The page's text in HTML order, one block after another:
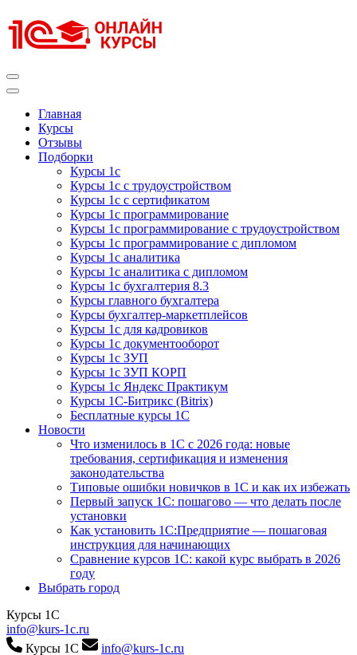
к
содержимому
Главная
Курсы
Отзывы
Подборки
Курсы 1с
Курсы 1с с трудоустройством
Курсы 1с с сертификатом
Курсы 1с программирование
Курсы 1с программирование с трудоустройством
Курсы 1с программирование с дипломом
Курсы 1с аналитика
Курсы 1с аналитика с дипломом
Курсы 1с бухгалтерия 8.3
Курсы главного бухгалтера
Курсы бухгалтер-маркетплейсов
Курсы 1с для кадровиков
Курсы 1с документооборот
Курсы 1с ЗУП
Курсы 1с ЗУП КОРП
Курсы 1с Яндекс Практикум
Курсы 1С-Битрикс (Bitrix)
Бесплатные курсы 1С
Новости
Что изменилось в 1С с 2026 года: новые
требования, сертификация и изменения
законодательства
Типовые ошибки новичков в 1С и как их избежать
Первый запуск 1С: пошагово — что делать после
установки
Как установить 1С:Предприятие — пошаговая
инструкция для начинающих
Сравнение курсов 1С: какой курс выбрать в 2026
году
Выбрать город
Курсы 1С
info@kurs-1c.ru
Курсы 1С
info@kurs-1c.ru